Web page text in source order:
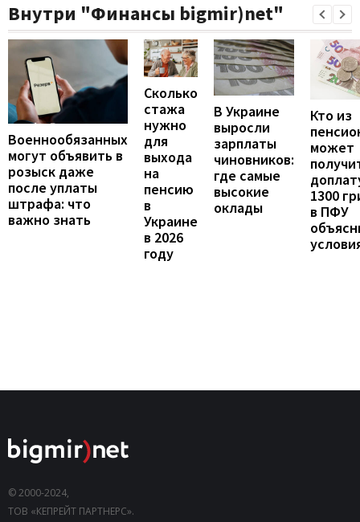
Внутри "Финансы bigmir)net"
Военнообязанных
могут объявить в
розыск даже
после уплаты
штрафа: что
важно знать
Сколько
стажа
нужно
для
выхода
на
пенсию
в
Украине
в 2026
году
В Украине
выросли
зарплаты
чиновников:
где самые
высокие
оклады
Кто из
может
1300
в ПФУ
© 2000-2024,
ТОВ «КЕПРЕЙТ ПАРТНЕРС».